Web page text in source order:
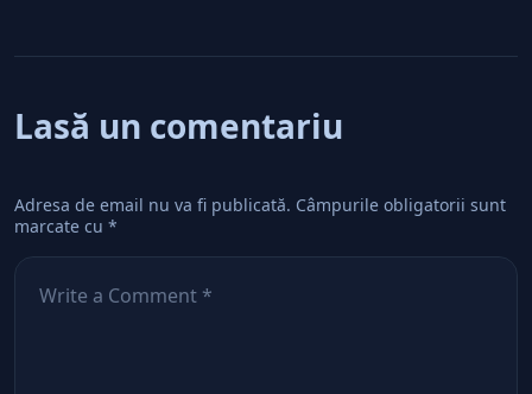
Lasă un comentariu
Adresa de email nu va fi publicată. Câmpurile obligatorii sunt
marcate cu *